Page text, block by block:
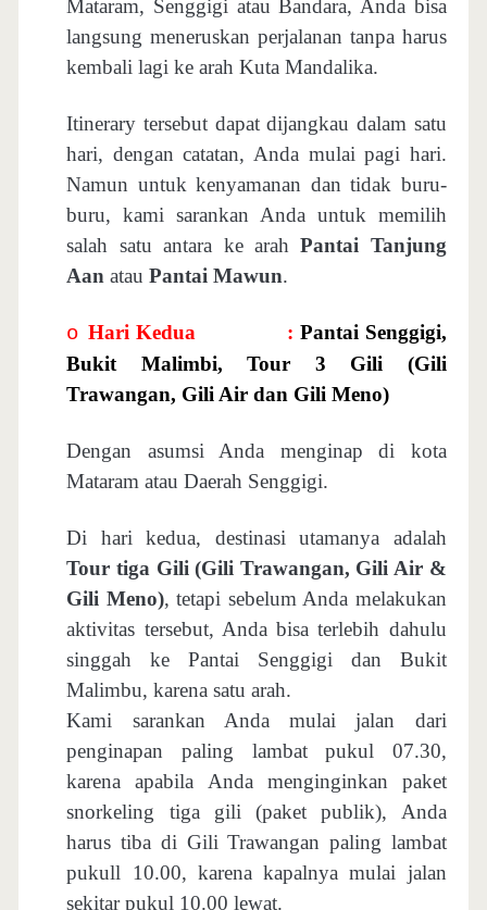
Mataram, Senggigi atau Bandara, Anda bisa
langsung meneruskan perjalanan tanpa harus
kembali lagi ke arah Kuta Mandalika.
Itinerary tersebut dapat dijangkau dalam satu
hari, dengan catatan, Anda mulai pagi hari.
Namun untuk kenyamanan dan tidak buru-
buru, kami sarankan Anda untuk memilih
salah satu antara ke arahPantai Tanjung
AanatauPantai Mawun.
o Hari Kedua : Pantai Senggigi,
Bukit Malimbi, Tour 3 Gili (Gili
Trawangan, Gili Air dan Gili Meno)
Dengan asumsi Anda menginap di kota
Mataram atau Daerah Senggigi.
Di hari kedua, destinasi utamanya adalah
Tour tiga Gili (Gili Trawangan, Gili Air &
Gili Meno), tetapi sebelum Anda melakukan
aktivitas tersebut, Anda bisa terlebih dahulu
singgah ke Pantai Senggigi dan Bukit
Malimbu, karena satu arah.
Kami sarankan Anda mulai jalan dari
penginapan paling lambat pukul 07.30,
karena apabila Anda menginginkan paket
snorkeling tiga gili (paket publik), Anda
harus tiba di Gili Trawangan paling lambat
pukull 10.00, karena kapalnya mulai jalan
sekitar pukul 10.00 lewat.